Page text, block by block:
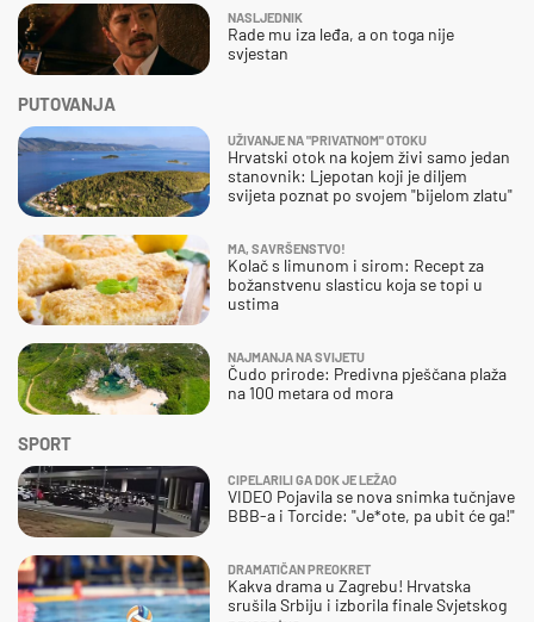
SPORT
CIPELARILI GA DOK JE LEŽAO
VIDEO Pojavila se nova snimka tučnjave
BBB-a i Torcide: "Je*ote, pa ubit će ga!"
DRAMATIČAN PREOKRET
Kakva drama u Zagrebu! Hrvatska
srušila Srbiju i izborila finale Svjetskog
NASLJEDNIK
Rade mu iza leđa, a on toga nije
svjestan
PUTOVANJA
UŽIVANJE NA "PRIVATNOM" OTOKU
Hrvatski otok na kojem živi samo jedan
stanovnik: Ljepotan koji je diljem
svijeta poznat po svojem "bijelom zlatu"
MA, SAVRŠENSTVO!
Kolač s limunom i sirom: Recept za
božanstvenu slasticu koja se topi u
ustima
NAJMANJA NA SVIJETU
Čudo prirode: Predivna pješčana plaža
na 100 metara od mora